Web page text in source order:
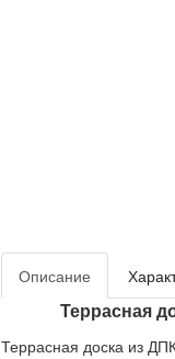
Описание
Террасная
Террасная доска из